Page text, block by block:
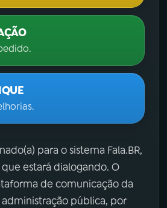
para o sistema Fala.BR,
que estará dialogando. O
de comunicação da
pública, por